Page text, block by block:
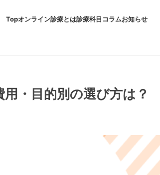
Topオンライン診療とは診療科目 コラムお知らせ
・目的別の選び方は？